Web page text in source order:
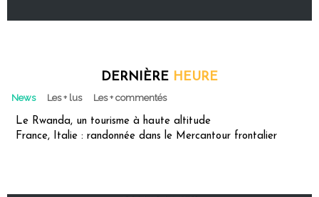
DERNIÈRE HEURE
News Les + lus Les + commentés
Le Rwanda, un tourisme à haute altitude
France, Italie : randonnée dans le Mercantour frontalier